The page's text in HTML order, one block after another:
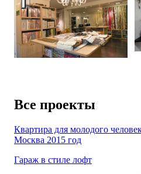
Все проекты
Квартира для молодого
Москва 2015 год
Гараж в стиле лофт